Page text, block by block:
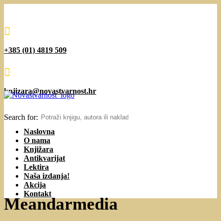

+385 (01) 4819 509

knjizara@novastvarnost.hr
Search for:
Naslovna
O nama
Knjižara
Antikvarijat
Lektira
Naša izdanja!
Akcija
Kontakt
Meandarmedia